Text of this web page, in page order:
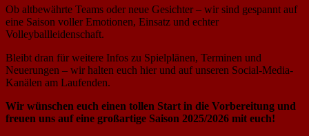
Ob altbewährte Teams oder neue Gesichter – wir sind gespannt auf
eine Saison voller Emotionen, Einsatz und echter
Volleyballleidenschaft.
Bleibt dran für weitere Infos zu Spielplänen, Terminen und
Neuerungen – wir halten euch hier und auf unseren Social-Media-
Kanälen am Laufenden.
Wir wünschen euch einen tollen Start in die Vorbereitung und
freuen uns auf eine großartige Saison 2025/2026 mit euch!